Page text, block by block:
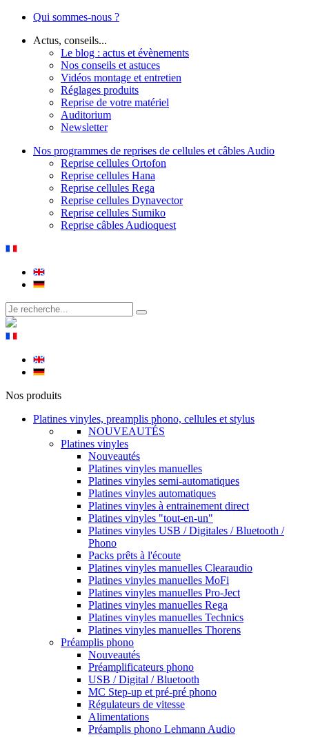
Qui sommes-nous ?
Actus, conseils...
Le blog : actus et évènements
Nos conseils et astuces
Vidéos montage et entretien
Réglages produits
Reprise de votre matériel
Auditorium
Newsletter
Nos programmes de reprises de cellules et câbles Audio
Reprise cellules Ortofon
Reprise cellules Hana
Reprise cellules Rega
Reprise cellules Dynavector
Reprise cellules Sumiko
Reprise câbles Audioquest
Nos produits
Platines vinyles, preamplis phono, cellules et stylus
NOUVEAUTÉS
Platines vinyles
Nouveautés
Platines vinyles manuelles
Platines vinyles semi-automatiques
Platines vinyles automatiques
Platines vinyles à entrainement direct
Platines vinyles "tout-en-un"
Platines vinyles USB / Digitales / Bluetooth /
Phono
Packs prêts à l'écoute
Platines vinyles manuelles Clearaudio
Platines vinyles manuelles MoFi
Platines vinyles manuelles Pro-Ject
Platines vinyles manuelles Rega
Platines vinyles manuelles Technics
Platines vinyles manuelles Thorens
Préamplis phono
Nouveautés
Préamplificateurs phono
USB / Digital / Bluetooth
MC Step-up et pré-pré phono
Régulateurs de vitesse
Alimentations
Préamplis phono Lehmann Audio